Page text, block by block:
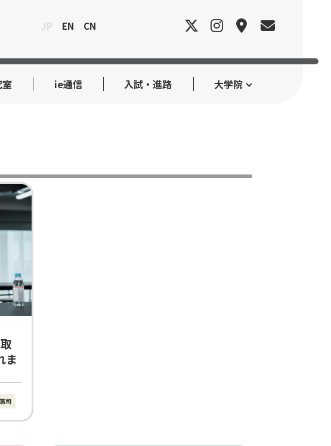
JP EN CN
ie通信 入試・進路 大学院
ま
司